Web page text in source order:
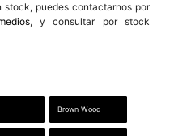
puedes contactarnos por
, y consultar por stock
Brown Wood